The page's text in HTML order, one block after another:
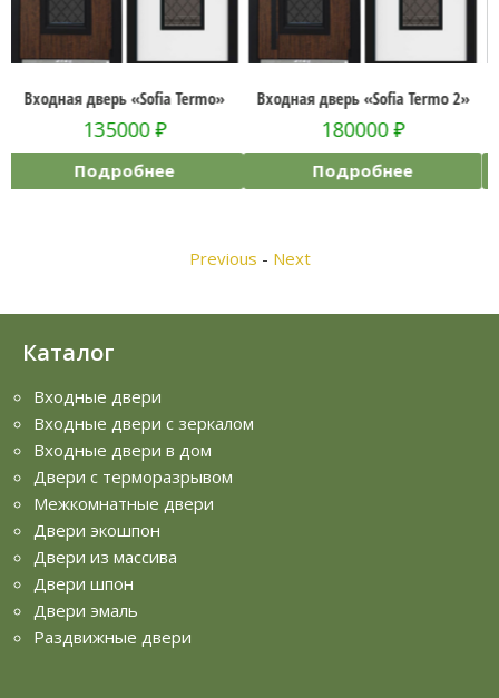
Входная дверь «Sofia Termo 2»
180000
Подробнее
Входная дверь «RX-17 Termo»
69500
Подробнее
Previous - Next
Каталог
Входные двери
Входные двери с зеркалом
Входные двери в дом
Двери с терморазрывом
Межкомнатные двери
Двери экошпон
Двери из массива
Двери шпон
Двери эмаль
Раздвижные двери